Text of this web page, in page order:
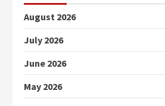
August 2026
July 2026
June 2026
May 2026